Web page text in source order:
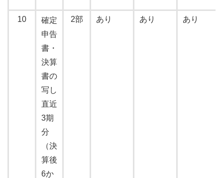
10
確定
申告
書・
決算
書の
写し
直近
3期
分
（決
算後
6か
2部 あり あり あり